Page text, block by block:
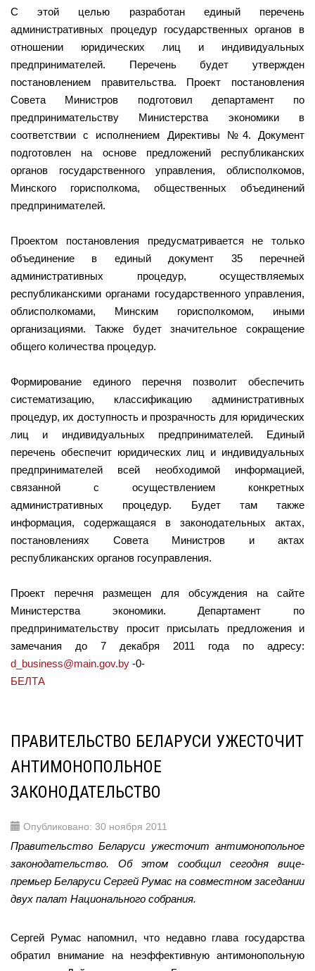
С этой целью разработан единый перечень
административных процедур государственных органов в
отношении юридических лиц и индивидуальных
предпринимателей. Перечень будет утвержден
постановлением правительства. Проект постановления
Совета Министров подготовил департамент по
предпринимательству Министерства экономики в
соответствии с исполнением Директивы №4. Документ
подготовлен на основе предложений республиканских
органов государственного управления, облисполкомов,
Минского горисполкома, общественных объединений
предпринимателей.
Проектом постановления предусматривается не только
объединение в единый документ 35 перечней
административных процедур, осуществляемых
республиканскими органами государственного управления,
облисполкомами, Минским горисполкомом, иными
организациями. Также будет значительное сокращение
общего количества процедур.
Формирование единого перечня позволит обеспечить
систематизацию, классификацию административных
процедур, их доступность и прозрачность для юридических
лиц и индивидуальных предпринимателей. Единый
перечень обеспечит юридических лиц и индивидуальных
предпринимателей всей необходимой информацией,
связанной с осуществлением конкретных
административных процедур. Будет там также
информация, содержащаяся в законодательных актах,
постановлениях Совета Министров и актах
республиканских органов госуправления.
Проект перечня размещен для обсуждения на сайте
Министерства экономики. Департамент по
предпринимательству просит присылать предложения и
замечания до 7 декабря 2011 года по адресу:
d_business@main.gov.by -0-
БЕЛТА
ПРАВИТЕЛЬСТВО БЕЛАРУСИ УЖЕСТОЧИТ
АНТИМОНОПОЛЬНОЕ
ЗАКОНОДАТЕЛЬСТВО
Опубликовано: 30 ноября 2011
Правительство Беларуси ужесточит антимонопольное
законодательство. Об этом сообщил сегодня вице-
премьер Беларуси Сергей Румас на совместном заседании
двух палат Национального собрания.
Сергей Румас напомнил, что недавно глава государства
обратил внимание на неэффективную антимонопольную